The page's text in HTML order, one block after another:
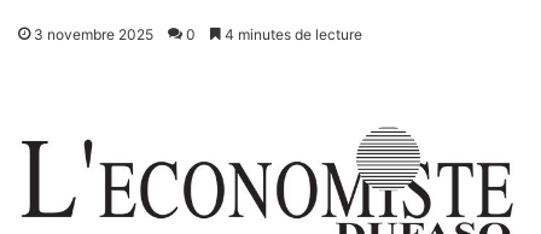
3 novembre 2025 0 4 minutes de lecture